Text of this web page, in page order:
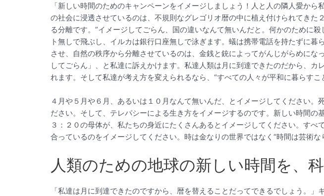
「新しい時間のためのキャンペーンをイメージしましょう！人と人の隣人愛か
の社会に浸透させているのは、不規則なグレゴリオ暦の中に植え付けられてき
る分離です。”イメージしてごらん、国の違いなんて無いんだと。何かのため
ト無しで飛ぶし、イルカは銀行口座無しで泳ぎます。蟻は携帯電話を持たずに
させ、自然の秩序から分離させているのは、金銭と銃によってがんじがらめに
してごらん」、と私達に訴えかけます。私達人類は月に到達できたのだから、
れます。そして私達が考え方を変えられるなら、“すべての人々が平和に暮らすこ
４月や５月や６月、あるいは１０月なんて無いんだ、とイメージしてください
ださい。そして、テレパシーによる生き方をイメージするのです。新しい時間
３：２０の母体が、私たちの身近にたくさんあるとイメージしてください。す
合っているのをイメージしてください。時は金なりの世界ではなく“時間は芸術な
人類のための地球の新しい時間を、
「私達は月に到達できたのですから、暦を替えることだってできるでしょう。」